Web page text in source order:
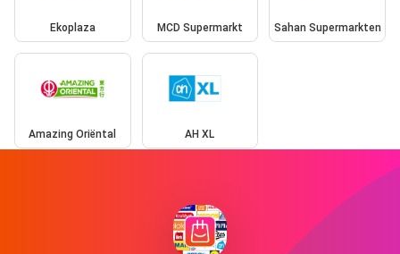
Ekoplaza MCD Supermarkt Sahan Supermarkten
Amazing Oriëntal AH XL